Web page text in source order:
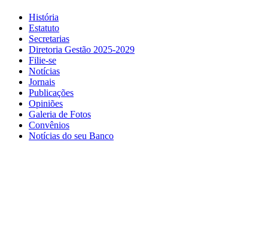
História
Estatuto
Secretarias
Diretoria Gestão 2025-2029
Filie-se
Notícias
Jornais
Publicações
Opiniões
Galeria de Fotos
Convênios
Notícias do seu Banco